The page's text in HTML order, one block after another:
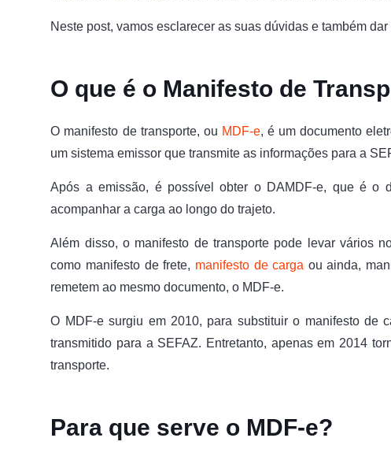
Neste post, vamos esclarecer as suas dúvidas e também
O que é o Manifesto de
O manifesto de transporte, ou MDF-e, é um documento
um sistema emissor que transmite as informações para a
Após a emissão, é possível obter o DAMDF-e, que é o
acompanhar a carga ao longo do trajeto.
Além disso, o manifesto de transporte pode levar vários
como manifesto de frete, manifesto de carga ou ainda,
remetem ao mesmo documento, o MDF-e.
O MDF-e surgiu em 2010, para substituir o manifesto de
transmitido para a SEFAZ. Entretanto, apenas em 2014
transporte.
Para que serve o MDF-e?